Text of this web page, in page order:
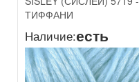
ТИФФАНИ
Наличие:есть